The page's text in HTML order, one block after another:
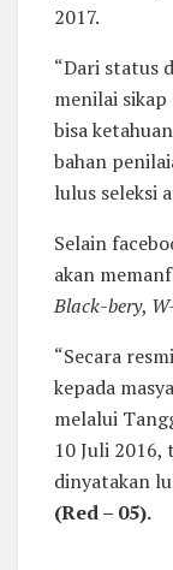
2017.
“Dari status
menilai
bisa
bahan
lulus seleksi
Selain
akan
Black-bery,
“Secara
kepada
melalui
10 Juli 2016,
dinyatakan
(Red – 05).